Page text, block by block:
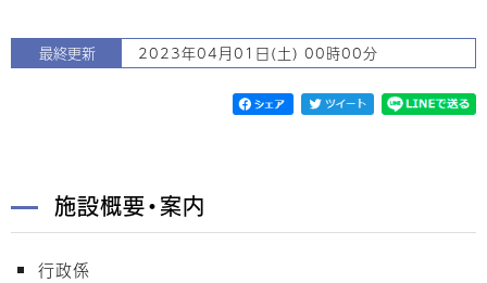
最終更新 2023年04月01日(土) 00時00分
施設概要・案内
行政係